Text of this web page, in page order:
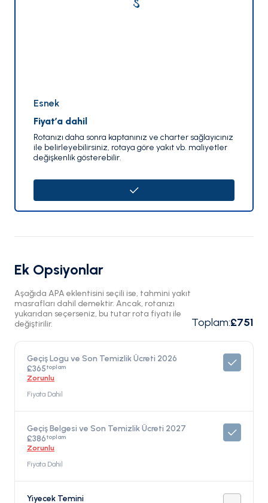
Esnek
Fiyat’a dahil
Rotanızı daha sonra kaptanınız ve charter sağlayıcınız
ile belirleyebilirsiniz, rotaya göre yakıt vb. maliyetler
değişkenlik gösterebilir.
Ek Opsiyonlar
Aşağıda APA eklentisini seçili ise, tahmini yakıt
masrafları dahil demektir. Ancak, rotanızı
yukarıdan seçerseniz, bu tutar rota fiyatı ile
değiştirilir.
Toplam:£751
Geçiş Logu ve Son Temizlik Ücreti 2026
£365toplam
Zorunlu
Fiyata Dahil
Geçiş Belgesi ve Son Temizlik Ücreti 2027
£386toplam
Zorunlu
Fiyata Dahil
Yiyecek Temini